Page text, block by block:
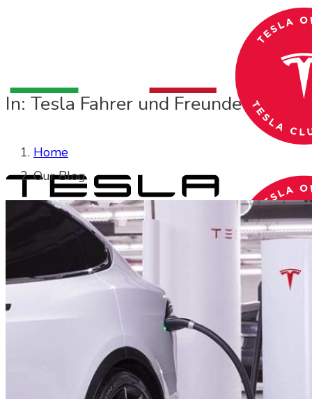
In: Tesla Fahrer und Freunde
Home
Our Blog